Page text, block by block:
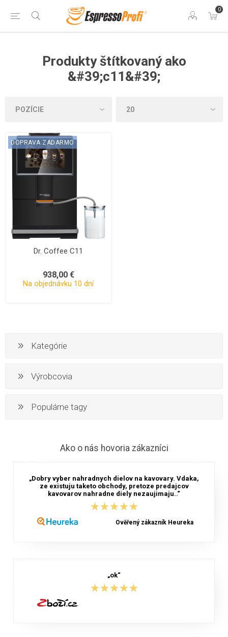
0
Produkty štítkovaný ako
&#39;c11&#39;
DOPRAVA ZADARMO
Dr. Coffee C11
938,00 €
Na objednávku 10 dní
Kategórie
Výrobcovia
Populárne tagy
Ako o nás hovoria zákazníci
„Dobry vyber nahradnych dielov na kavovary. Vdaka,
ze existuju taketo obchody, pretoze predajcov
kavovarov nahradne diely nezaujimaju..“
★★★★★
★★★★★
Ověřený zákazník Heureka
„ok“
★★★★★
★★★★★